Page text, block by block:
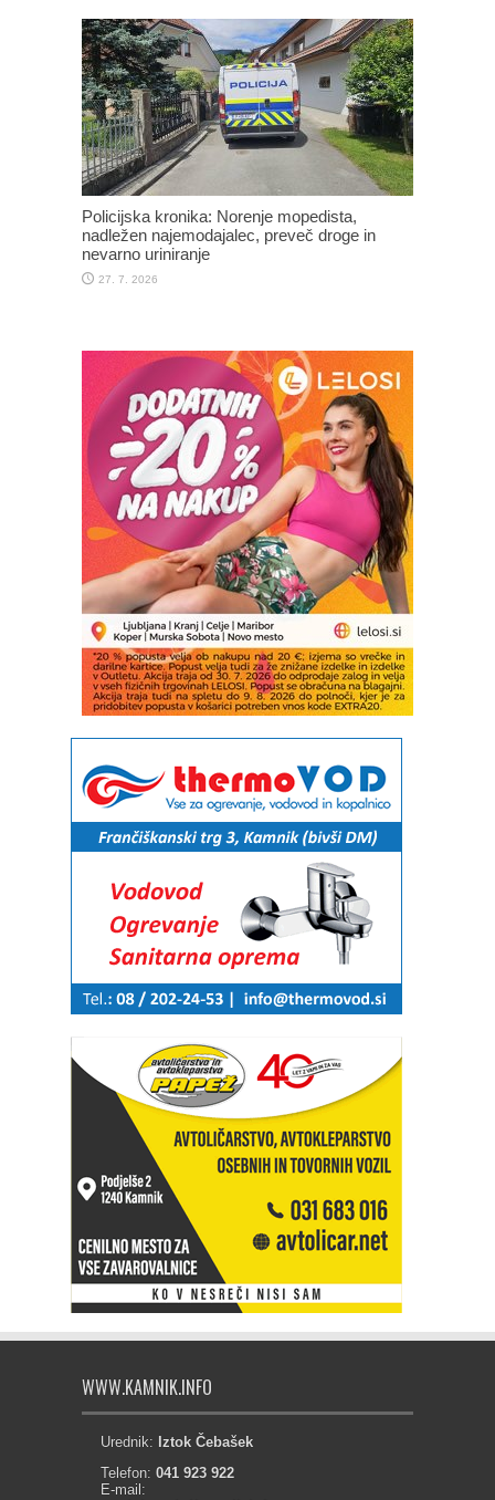
Policijska kronika: Norenje mopedista,
nadležen najemodajalec, preveč droge in
nevarno uriniranje
27. 7. 2026
WWW.KAMNIK.INFO
Urednik: Iztok Čebašek
Telefon: 041 923 922
E-mail: